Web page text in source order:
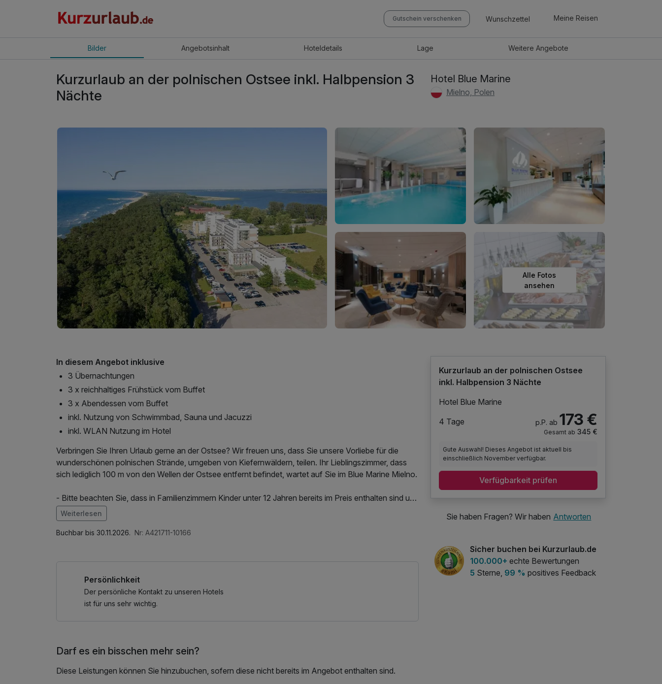
Gutschein verschenken Wunschzettel Meine Reisen
Bilder Angebotsinhalt Hoteldetails Lage WeitereAngebote
Kurzurlaub an der polnischen Ostsee inkl. Halbpension 3
Nächte
Hotel Blue Marine
Mielno, Polen
Alle Fotos
ansehen
In diesem Angebot inklusive
3 Übernachtungen
3 x reichhaltiges Frühstück vom Buffet
3 x Abendessen vom Buffet
inkl. Nutzung von Schwimmbad, Sauna und Jacuzzi
inkl. WLAN Nutzung im Hotel
Verbringen Sie Ihren Urlaub gerne an der Ostsee? Wir freuen uns, dass Sie unsere Vorliebe für die
wunderschönen polnischen Strände, umgeben von Kiefernwäldern, teilen. Ihr Lieblingszimmer, dass
sich lediglich 100 m von den Wellen der Ostsee entfernt befindet, wartet auf Sie im Blue Marine Mielno.
- Bitte beachten Sie, dass in Familienzimmern Kinder unter 12 Jahren bereits im Preis enthalten sind und
die Preise für Kinder in diesem Angebot Frühstück und Abendessen beinhalten!
Im Angebot enthalten
Saunabenutzung, Nutzung des Fitnessbereichs, W-LAN Nutzung / Internetnutzung
Weiterlesen
Buchbar bis 30.11.2026. Nr: A421711-10166
Persönlichkeit
Der persönliche Kontakt zu unseren Hotels
ist für uns sehr wichtig.
Darf es ein bisschen mehr sein?
Diese Leistungen können Sie hinzubuchen, sofern diese nicht bereits im Angebot enthalten sind.
Kurzurlaub an der polnischen Ostsee
inkl. Halbpension 3 Nächte
Hotel Blue Marine
4 Tage
p.P. ab 173 €
Gesamt ab 345 €
Gute Auswahl! Dieses Angebot ist aktuell bis
einschließlich November verfügbar.
Verfügbarkeit prüfen
Sie haben Fragen? Wir haben Antworten
Sicher buchen bei Kurzurlaub.de
100.000+ echte Bewertungen
5 Sterne, 99 % positives Feedback